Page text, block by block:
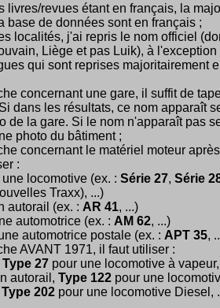
livres/revues étant en français, la
base de données sont en français ;
localités, j'ai repris le nom officiel
Liège et pas Luik), à l'exception
qui sont reprises majoritairement
concernant une gare, il suffit de
dans les résultats, ce nom apparaît
de la gare. Si le nom n'apparaît pas
photo du bâtiment ;
concernant le matériel moteur après
:
une locomotive (ex. : Série 27, Série
Traxx), ...)
autorail (ex. : AR 41, ...)
automotrice (ex. : AM 62, ...)
automotrice postale (ex. : APT 35,
AVANT 1971, il faut utiliser :
Type 27 pour une locomotive à
autorail, Type 122 pour une
Type 202 pour une locomotive Diesel,